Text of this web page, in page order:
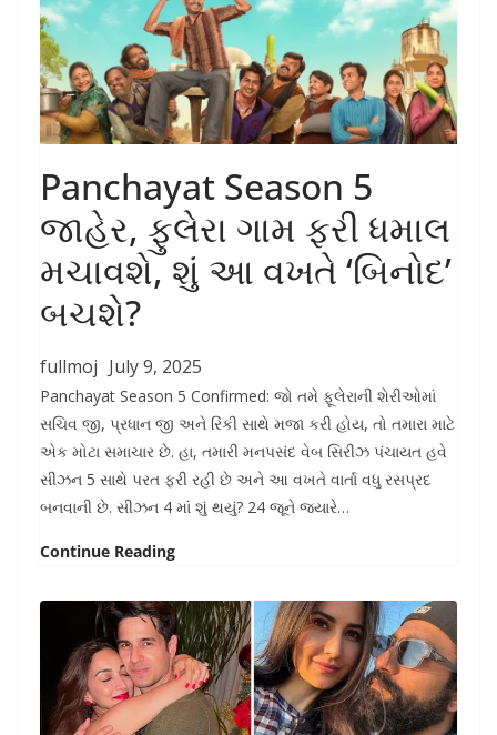
Panchayat Season 5
જાહેર, ફુલેરા ગામ ફરી ધમાલ
મચાવશે, શું આ વખતે ‘બિનોદ’
બચશે?
fullmoj July 9, 2025
Panchayat Season 5 Confirmed: જો તમે ફૂલેરાની શેરીઓમાં
સચિવ જી, પ્રધાન જી અને રિંકી સાથે મજા કરી હોય, તો તમારા માટે
એક મોટા સમાચાર છે. હા, તમારી મનપસંદ વેબ સિરીઝ પંચાયત હવે
સીઝન 5 સાથે પરત ફરી રહી છે અને આ વખતે વાર્તા વધુ રસપ્રદ
બનવાની છે. સીઝન 4 માં શું થયું? 24 જૂને જ્યારે…
Continue Reading